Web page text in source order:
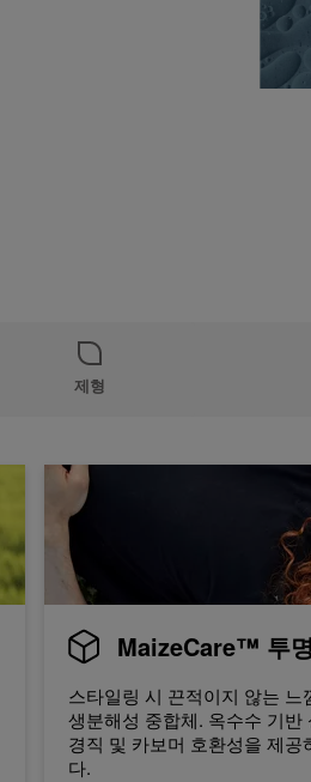
제형
MaizeCare™ 투
스타일링 시 끈적이지 않는
생분해성 중합체. 옥수수 기
경직 및 카보머 호환성을 제
다.